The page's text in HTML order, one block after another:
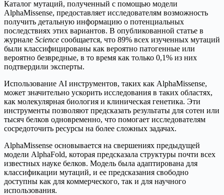
Каталог мутаций, полученный с помощью модели
AlphaMissense, предоставляет исследователям возможность
получить детальную информацию о потенциальных
последствиях этих вариантов. В опубликованной статье в
журнале Science сообщается, что 89% всех изученных мутаций
были классифицированы как вероятно патогенные или
вероятно безвредные, в то время как только 0,1% из них
подтвердили эксперты.
Использование AI инструментов, таких как AlphaMissense,
может значительно ускорить исследования в таких областях,
как молекулярная биология и клиническая генетика. Эти
инструменты позволяют предсказать результаты для сотен или
тысяч белков одновременно, что помогает исследователям
сосредоточить ресурсы на более сложных задачах.
AlphaMissense основывается на свершениях предыдущей
модели AlphaFold, которая предсказала структуры почти всех
известных науке белков. Модель была адаптирована для
классификации мутаций, и ее предсказания свободно
доступны как для коммерческого, так и для научного
использования.